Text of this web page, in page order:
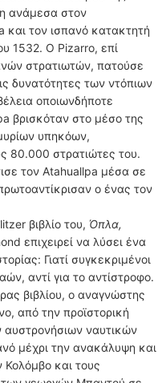
ανάμεσα στον
τον ισπανό κατακτητή
1532. Ο Pizarro, επί
στρατιωτών, πατούσε
δυνατότητες των ντόπιων
οποιωνδήποτε
βρισκόταν στο μέσο της
υπηκόων,
80.000 στρατιώτες του.
τον Atahuallpa μέσα σε
ο ένας τον
βιβλίο του, Όπλα,
επιχειρεί να λύσει ένα
Γιατί συγκεκριμένοι
αντί για το αντίστροφο.
βιβλίου, ο αναγνώστης
από την προϊστορική
αυστρονήσιων ναυτικών
μέχρι την ανακάλυψη και
και τους